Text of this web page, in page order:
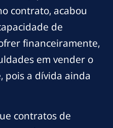
contrato, acabou
de
financeiramente,
em vender o
pois a dívida ainda
contratos de